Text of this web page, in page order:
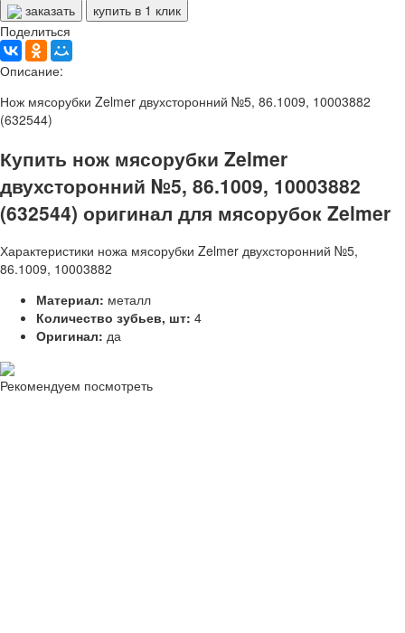
заказать
купить в 1 клик
Поделиться
Описание:
Нож мясорубки Zelmer двухсторонний №5, 86.1009, 10003882
(632544)
Купить нож мясорубки Zelmer
двухсторонний №5, 86.1009, 10003882
(632544) оригинал для мясорубок Zelmer
Характеристики ножа мясорубки Zelmer двухсторонний №5,
86.1009, 10003882
Материал: металл
Количество зубьев, шт: 4
Оригинал: да
Рекомендуем посмотреть